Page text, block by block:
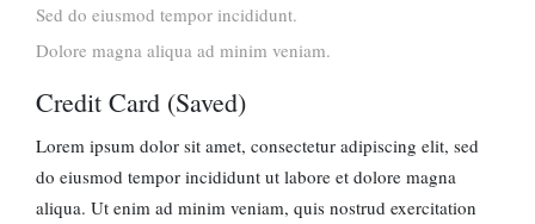
Sed do eiusmod tempor incididunt.
Dolore magna aliqua ad minim veniam.
Credit Card (Saved)
Lorem ipsum dolor sit amet, consectetur adipiscing elit, sed
do eiusmod tempor incididunt ut labore et dolore magna
aliqua. Ut enim ad minim veniam, quis nostrud exercitation